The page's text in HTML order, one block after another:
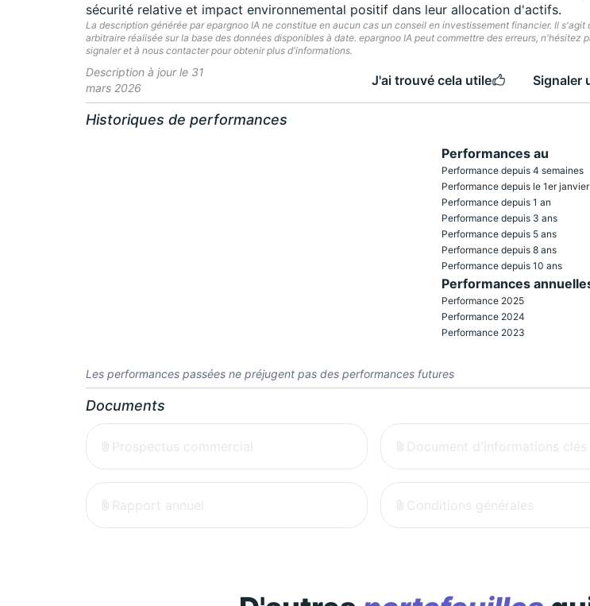
sécurité relative et impact environnemental positif dans leur allocation d'actifs.
La description générée par epargnoo IA ne constitue en aucun cas un conseil en investissement financier. Il s'agit
arbitraire réalisée sur la base des données disponibles à date. epargnoo IA peut commettre des erreurs, n'hésitez
signaler et à nous contacter pour obtenir plus d'informations.
Description à jour le 31
mars 2026
J'ai trouvé cela utile Signaler
Historiques de performances
Performances au
Performance depuis 4 semaines
Performance depuis le 1er janvier
Performance depuis 1 an
Performance depuis 3 ans
Performance depuis 5 ans
Performance depuis 8 ans
Performance depuis 10 ans
Performances
Performance 2025
Performance 2024
Performance 2023
Les performances passées ne préjugent pas des performances futures
Documents
Prospectus commercial Document d'informations clés
Rapport annuel Conditions générales